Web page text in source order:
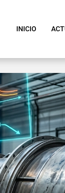
INICIO